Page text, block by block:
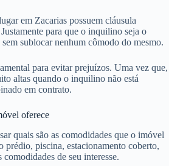
em Zacarias possuem cláusula
para que o inquilino seja o
sublocar nenhum cômodo do mesmo.
para evitar prejuízos. Uma vez que,
altas quando o inquilino não está
em contrato.
oferece
quais são as comodidades que o imóvel
prédio, piscina, estacionamento coberto,
de seu interesse.